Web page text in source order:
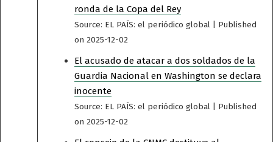
ronda de la Copa del Rey
Source: EL PAÍS: el periódico global
Published
on 2025-12-02
El acusado de atacar a dos soldados de la
Guardia Nacional en Washington se declara
inocente
Source: EL PAÍS: el periódico global
Published
on 2025-12-02